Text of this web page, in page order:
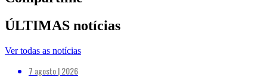
ÚLTIMAS notícias
Ver todas as notícias
7 agosto | 2026